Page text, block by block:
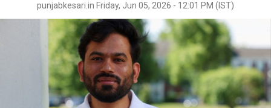
punjabkesari.in Friday, Jun 05, 2026 - 12:01 PM (IST)